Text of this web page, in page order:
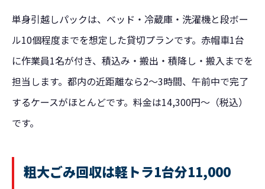
単身引越しパックは、ベッド・冷蔵庫・洗濯機と段ボー
ル10個程度までを想定した貸切プランです。赤帽車1台
に作業員1名が付き、積込み・搬出・積降し・搬入までを
担当します。都内の近距離なら2〜3時間、午前中で完了
するケースがほとんどです。料金は14,300円〜（税込）
です。
粗大ごみ回収は軽トラ1台分11,000